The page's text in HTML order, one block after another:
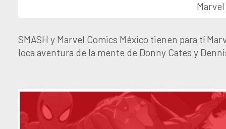
SMASH y Marvel Comics México tienen para tí
loca aventura de la mente de Donny Cates y